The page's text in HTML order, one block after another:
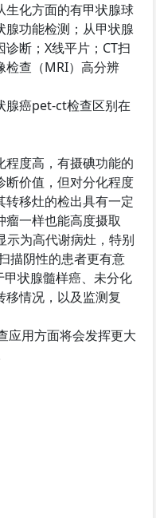
化方面的有甲状腺球
腺功能检测；从甲状腺
断；X线平片；CT扫
检查（MRI）高分辨
癌pet-ct检查区别在
度高，有摄碘功能的
断价值，但对分化程度
转移灶的检出具有一定
瘤一样也能高度摄取
示为高代谢病灶，特别
描阴性的患者更有意
甲状腺髓样癌、未分化
情况，以及监测复
用方面将会发挥更大